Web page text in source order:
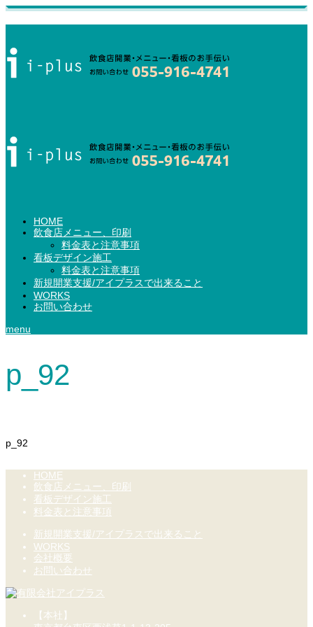
HOME
飲食店メニュー、印刷
料金表と注意事項
看板デザイン施工
料金表と注意事項
新規開業支援/アイプラスで出来ること
WORKS
お問い合わせ
menu
p_92
p_92
HOME
飲食店メニュー、印刷
看板デザイン施工
料金表と注意事項
新規開業支援/アイプラスで出来ること
WORKS
会社概要
お問い合わせ
【本社】